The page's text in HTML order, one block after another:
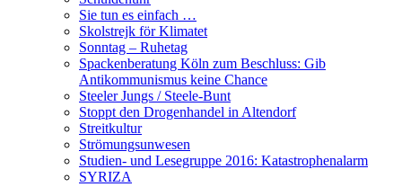
Sie tun es einfach …
Skolstrejk för Klimatet
Sonntag – Ruhetag
Spackenberatung Köln zum Beschluss: Gib
Antikommunismus keine Chance
Steeler Jungs / Steele-Bunt
Stoppt den Drogenhandel in Altendorf
Streitkultur
Strömungsunwesen
Studien- und Lesegruppe 2016: Katastrophenalarm
SYRIZA